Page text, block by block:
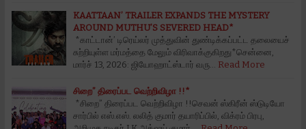
KAATTAAN’ TRAILER EXPANDS THE MYSTERY
AROUND MUTHU’S SEVERED HEAD*
*காட்டான்’ டிரெய்லர் முத்துவின் துண்டிக்கப்பட்ட தலையைச்
சுற்றியுள்ள மர்மத்தை மேலும் விரிவாக்குகிறது*சென்னை,
மார்ச் 13, 2026: ஜியோஹாட்ஸ்டார் வரு…
Read More
சிறை” திரைப்பட வெற்றிவிழா !!*
*சிறை” திரைப்பட வெற்றிவிழா !!செவன் ஸ்கிரீன் ஸ்டுடியோ
சார்பில் எஸ்.எஸ். லலித் குமார் தயாரிப்பில், விக்ரம் பிரபு,